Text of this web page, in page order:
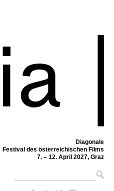
Diagonale
Festival des österreichischen Films
7. – 12. April 2027, Graz